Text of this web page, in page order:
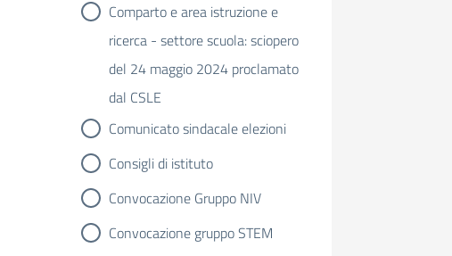
Comparto e area istruzione e
ricerca - settore scuola: sciopero
del 24 maggio 2024 proclamato
dal CSLE
Comunicato sindacale elezioni
Consigli di istituto
Convocazione Gruppo NIV
Convocazione gruppo STEM